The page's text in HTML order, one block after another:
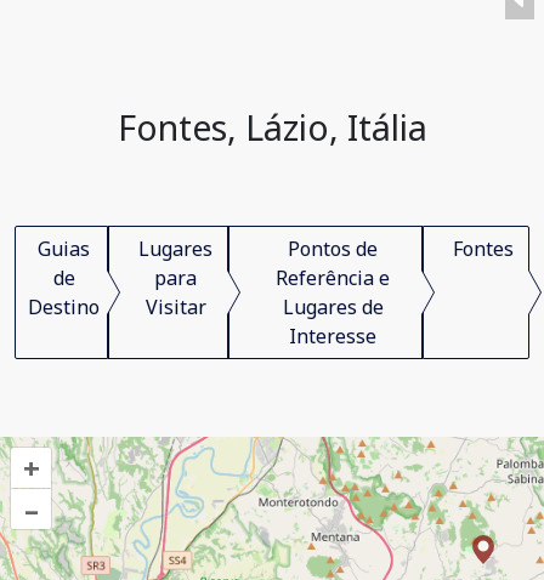
Fontes, Lázio, Itália
Guias
de
Destino
Lugares
para
Visitar
Pontos de
Referência e
Lugares de
Interesse
Fontes
+
–